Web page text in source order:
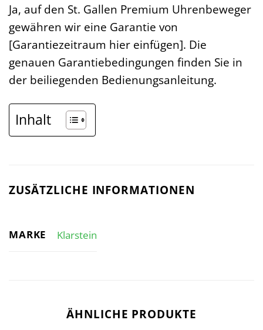
Ja, auf den St. Gallen Premium Uhrenbeweger
gewähren wir eine Garantie von
[Garantiezeitraum hier einfügen]. Die
genauen Garantiebedingungen finden Sie in
der beiliegenden Bedienungsanleitung.
Inhalt
ZUSÄTZLICHE INFORMATIONEN
MARKE Klarstein
ÄHNLICHE PRODUKTE